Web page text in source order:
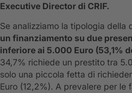
Executive Director di CRIF.
Se analizziamo la tipologia della
un finanziamento su due
inferiore ai 5.000 Euro (53,1%
34,7% richiede un prestito tra
solo una piccola fetta di
Euro (12,2%). A prevalere per le